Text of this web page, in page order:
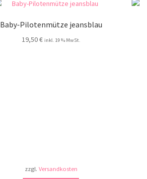
Baby-Pilotenmütze jeansblau
19,50€ inkl. 19 % MwSt.
zzgl. Versandkosten